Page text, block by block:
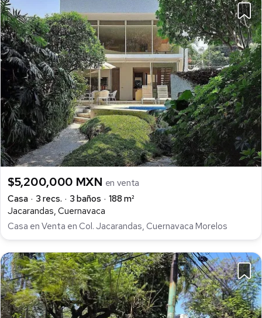
$5,200,000 MXN en venta
Casa
3 recs. 3 baños
188 m²
Jacarandas, Cuernavaca
Casa en Venta en Col. Jacarandas, Cuernavaca Morelos